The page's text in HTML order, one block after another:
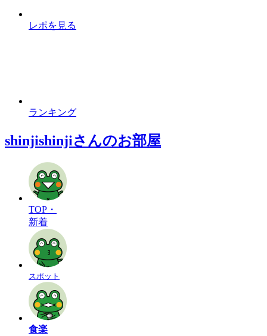
レポを見る
ランキング
shinjishinjiさんのお部屋
TOP・
新着
スポット
食楽